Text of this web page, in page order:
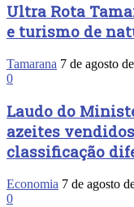
Ultra Rota
e turismo de
Tamarana 7 de agosto
0
Laudo do
azeites
classificação
Economia 7 de agosto
0